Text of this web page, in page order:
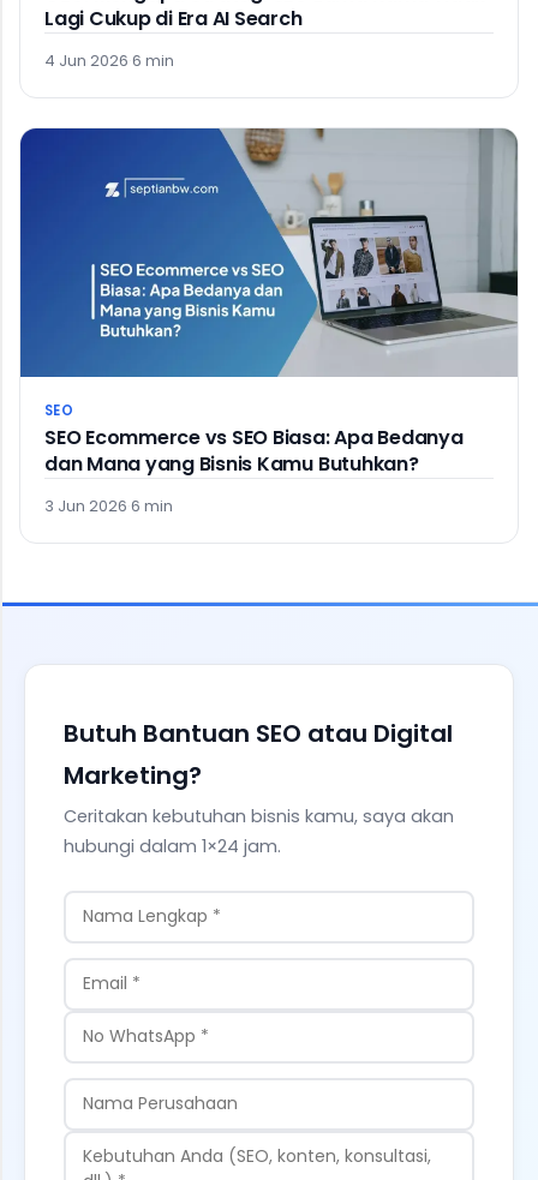
Lagi Cukup di Era AI Search
4 Jun 2026 6 min
SEO
SEO Ecommerce vs SEO Biasa: Apa Bedanya
dan Mana yang Bisnis Kamu Butuhkan?
3 Jun 2026 6 min
Butuh Bantuan SEO atau Digital
Marketing?
Ceritakan kebutuhan bisnis kamu, saya akan
hubungi dalam 1×24 jam.